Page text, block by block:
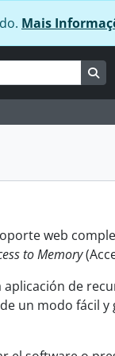
Mais
web
to Memory
de
un modo fácil